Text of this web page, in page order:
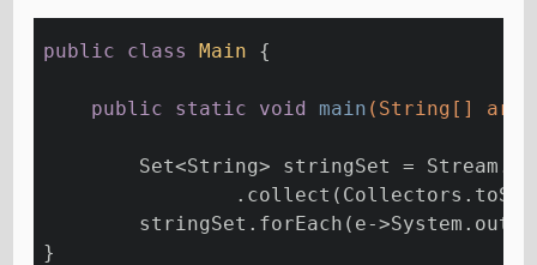
public class Main {
public static void main (String[]
Set<String> stringSet =
stringSet.forEach(e-
}